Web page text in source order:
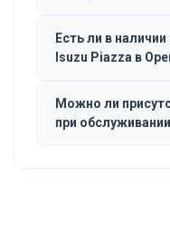
Есть ли в
Isuzu Piazza в
Можно ли
при